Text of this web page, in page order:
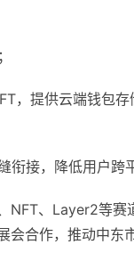
，提供云端钱包存
接，降低用户跨
、Layer2等赛
合作，推动中东